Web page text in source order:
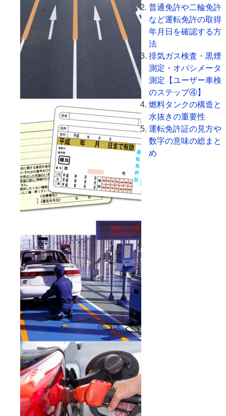
普通免許や二輪免許
など運転免許の取得
年月日を確認する方
法
排気ガス検査・黒煙
測定・オパシメータ
測定【ユーザー車検
のステップ④】
燃料タンクの構造と
水抜きの重要性
運転免許証の見方や
数字の意味の総まと
め